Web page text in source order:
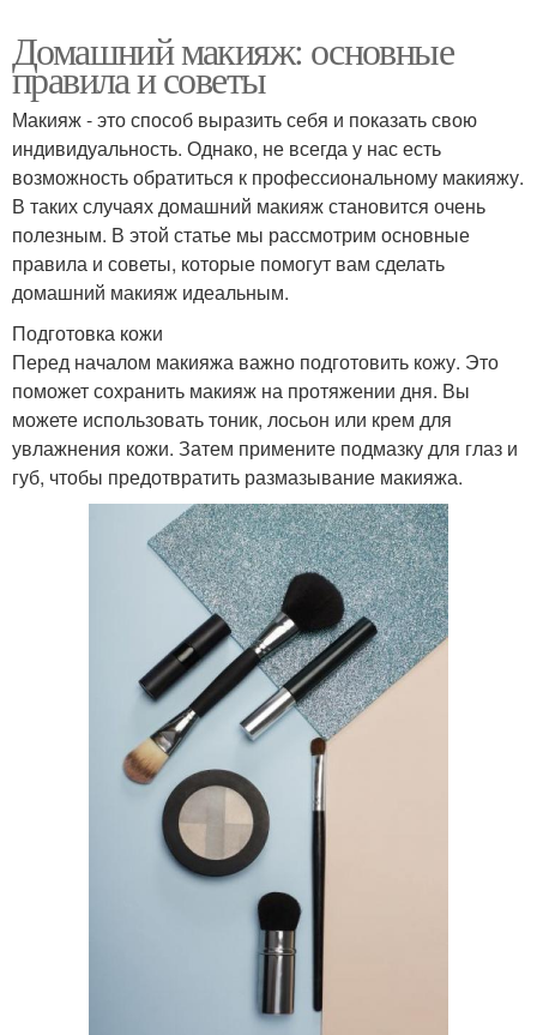
Домашний макияж: основные
правила и советы
Макияж - это способ выразить себя и показать свою
индивидуальность. Однако, не всегда у нас есть
возможность обратиться к профессиональному макияжу.
В таких случаях домашний макияж становится очень
полезным. В этой статье мы рассмотрим основные
правила и советы, которые помогут вам сделать
домашний макияж идеальным.
Подготовка кожи
Перед началом макияжа важно подготовить кожу. Это
поможет сохранить макияж на протяжении дня. Вы
можете использовать тоник, лосьон или крем для
увлажнения кожи. Затем примените подмазку для глаз и
губ, чтобы предотвратить размазывание макияжа.